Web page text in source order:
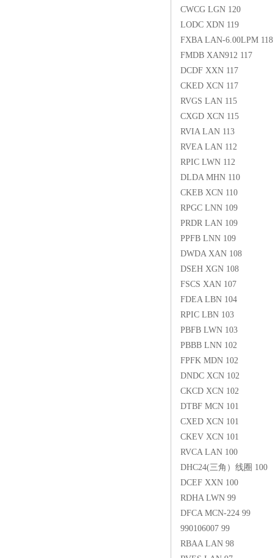
CWCG LGN 120
LODC XDN 119
FXBA LAN-6.00LPM 118
FMDB XAN912 117
DCDF XXN 117
CKED XCN 117
RVGS LAN 115
CXGD XCN 115
RVIA LAN 113
RVEA LAN 112
RPIC LWN 112
DLDA MHN 110
CKEB XCN 110
RPGC LNN 109
PRDR LAN 109
PPFB LNN 109
DWDA XAN 108
DSEH XGN 108
FSCS XAN 107
FDEA LBN 104
RPIC LBN 103
PBFB LWN 103
PBBB LNN 102
FPFK MDN 102
DNDC XCN 102
CKCD XCN 102
DTBF MCN 101
CXED XCN 101
CKEV XCN 101
RVCA LAN 100
DHC24(三角）线圈 100
DCEF XXN 100
RDHA LWN 99
DFCA MCN-224 99
990106007 99
RBAA LAN 98